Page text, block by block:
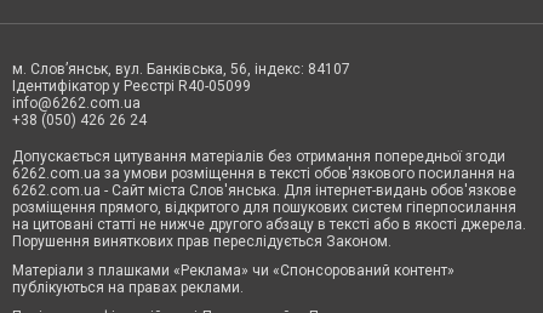
м. Слов’янськ, вул. Банківська, 56, індекс: 84107
Ідентифікатор у Реєстрі R40-05099
info@6262.com.ua
+38 (050) 426 26 24
Допускається цитування матеріалів без отримання попередньої згоди
6262.com.ua за умови розміщення в тексті обов'язкового посилання на
6262.com.ua - Сайт міста Слов'янська. Для інтернет-видань обов'язкове
розміщення прямого, відкритого для пошукових систем гіперпосилання
на цитовані статті не нижче другого абзацу в тексті або в якості джерела.
Порушення виняткових прав переслідується Законом.
Матеріали з плашками «Реклама» чи «Спонсорований контент»
публікуються на правах реклами.